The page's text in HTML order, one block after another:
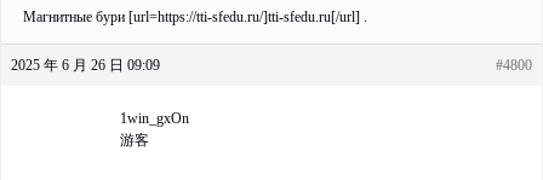
Магнитные бури [url=https://tti-sfedu.ru/]tti-sfedu.ru[/url] .
2025 年 6 月 26 日 09:09 #4800
1win_gxOn
游客